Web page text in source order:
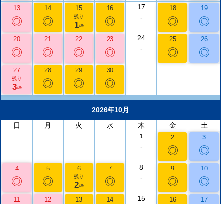
13
◎
14
◎
15
残り
1枠
16
◎
17
-
18
◎
19
◎
20
◎
21
◎
22
◎
23
◎
24
-
25
◎
26
◎
27
残り
3枠
28
◎
29
◎
30
◎
2026年10月
日
月 火 水 木 金
土
1
-
2
◎
3
◎
4
◎
5
◎
6
残り
2枠
7
◎
8
-
9
◎
10
◎
11 12 13 14
15
16 17